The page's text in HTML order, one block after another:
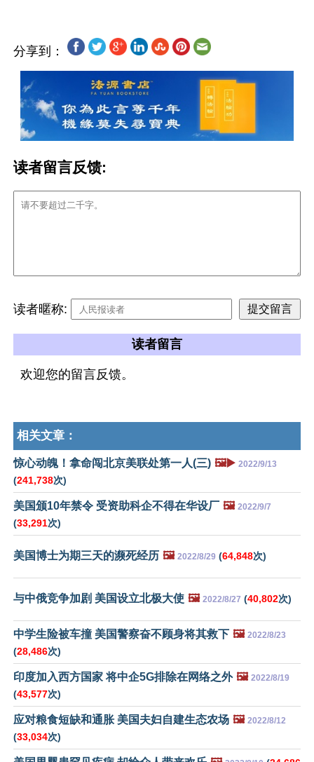
分享到：
读者留言反馈:
读者暱称:
读者留言
欢迎您的留言反馈。
相关文章：
惊心动魄！拿命闯北京美联处第一人(三) 🖼️▶️ 2022/9/13
(241,738次)
美国颁10年禁令 受资助科企不得在华设厂 🖼️ 2022/9/7
(33,291次)
美国博士为期三天的濒死经历 🖼️ 2022/8/29 (64,848次)
与中俄竞争加剧 美国设立北极大使 🖼️ 2022/8/27 (40,802次)
中学生险被车撞 美国警察奋不顾身将其救下 🖼️ 2022/8/23
(28,486次)
印度加入西方国家 将中企5G排除在网络之外 🖼️ 2022/8/19
(43,577次)
应对粮食短缺和通胀 美国夫妇自建生态农场 🖼️ 2022/8/12
(33,034次)